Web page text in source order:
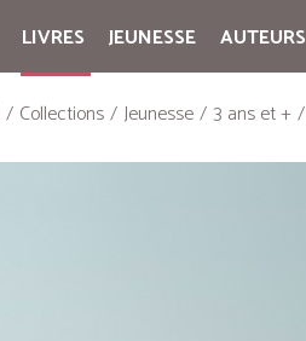
LIVRES JEUNESSE AUTEURS
Collections Jeunesse 3 ans et +